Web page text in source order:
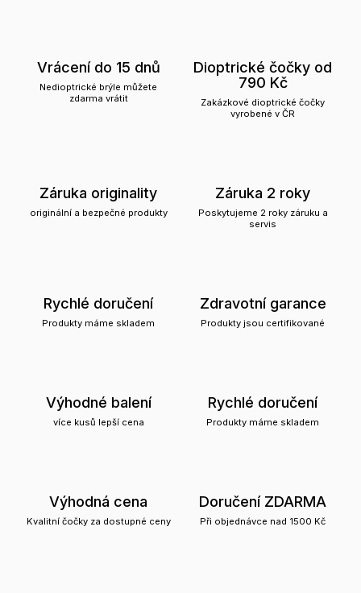
Vrácení do 15 dnů
Nedioptrické brýle můžete
zdarma vrátit
Dioptrické čočky od
790 Kč
Zakázkové dioptrické čočky
vyrobené v ČR
Záruka originality
originální a bezpečné produkty
Záruka 2 roky
Poskytujeme 2 roky záruku a
servis
Rychlé doručení
Produkty máme skladem
Zdravotní garance
Produkty jsou certifikované
Výhodné balení
více kusů lepší cena
Rychlé doručení
Produkty máme skladem
Výhodná cena
Kvalitní čočky za dostupné ceny
Doručení ZDARMA
Při objednávce nad 1500 Kč